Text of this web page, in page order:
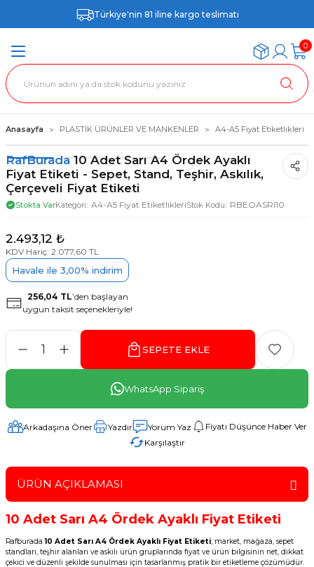
Türkiye'nin 81 iline kargo teslimatı
0
Anasayfa PLASTİK ÜRÜNLER VE MANKENLER A4-A5 Fiyat Etiketlikleri
RafBurada10 Adet Sarı A4 Ördek Ayaklı
Fiyat Etiketi - Sepet, Stand, Teşhir, Askılık,
Çerçeveli Fiyat Etiketi
Stokta VarKategori A4-A5 Fiyat EtiketlikleriStok Kodu RBEOASRI10
2.493,12 ₺
KDV Hariç: 2.077,60 TL
Havale ile 3,00% indirim
256,04 TL’den başlayan
uygun taksit seçenekleriyle!
SEPETE EKLE
WhatsApp Sipariş
Arkadaşına Öner Yazdır Yorum Yaz
Fiyatı Düşünce Haber Ver
Karşılaştır
ÜRÜN AÇIKLAMASI
10 Adet Sarı A4 Ördek Ayaklı Fiyat Etiketi
Rafburada10 Adet Sarı A4 Ördek Ayaklı Fiyat Etiketi; market, mağaza, sepet
standları, teşhir alanları ve askılı ürün gruplarında fiyat ve ürün bilgisinin net, dikkat
çekici ve düzenli şekilde sunulması için tasarlanmış pratik bir etiketleme çözümüdür.